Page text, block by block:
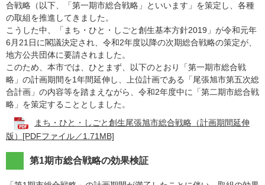
合戦略（以下、「第一期市総合戦略」といいます」を策定し、各種
の取組を推進してきました。
こうした中、「まち・ひと・しごと創生基本方針2019」が令和元年
6月21日に閣議決定され、令和2年度以降の次期総合戦略の策定が、
地方公共団体に要請されました。
このため、本市では、ひとまず、以下のとおり「第一期市総合戦
略」の計画期間を1年間延伸し、上位計画である「尾張旭市第五次総
合計画」の内容等を踏まえながら、令和2年度中に「第二期市総合戦
略」を策定することとしました。
まち・ひと・しごと創生尾張旭市総合戦略（計画期間延伸
版）[PDFファイル／1.71MB]
第1期市総合戦略の効果検証